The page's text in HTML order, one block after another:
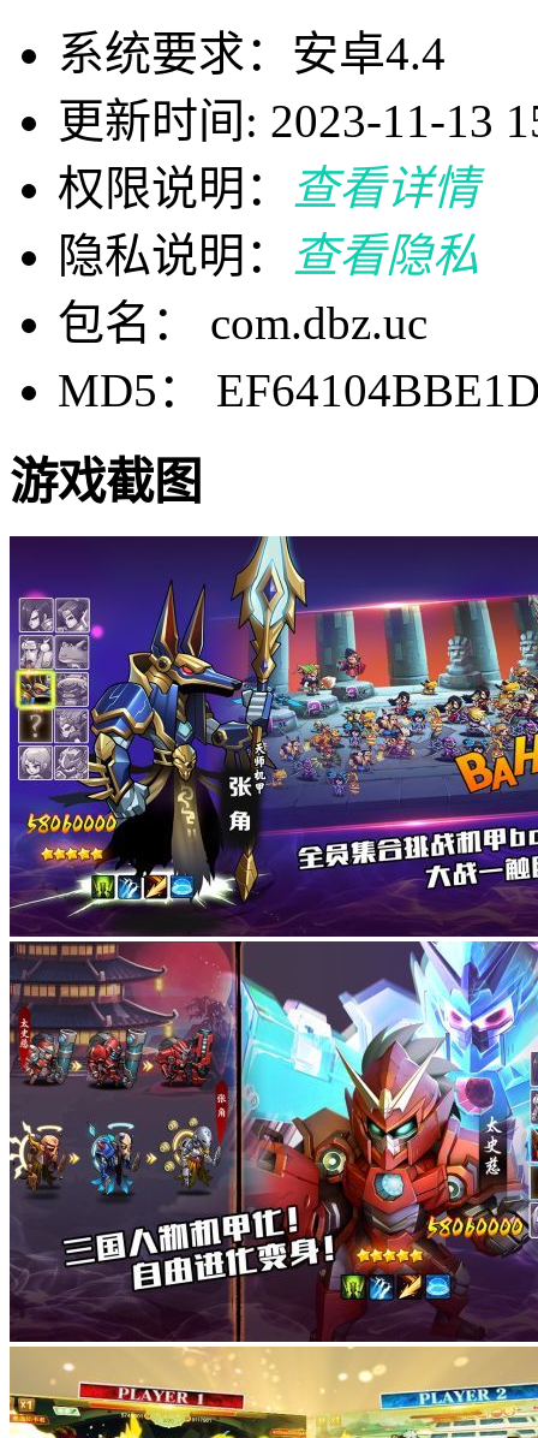
系统要求：安卓4.4
更新时间: 2023-11-13
权限说明：
查看详情
隐私说明：
查看隐私
包名： com.dbz.uc
MD5：
游戏截图